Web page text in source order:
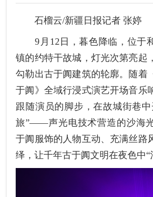
石榴云/新疆日报记者 张婷
9月12日，暮色降临，位于
镇的约特干故城，灯光次第亮起
勾勒出古于阗建筑的轮廓。随着
于阗》全域行浸式演艺开场音乐
跟随演员的脚步，在故城街巷中
旅”——声光电技术营造的沙海
于阗服饰的人物互动、充满丝路
绎，让千年古于阗文明在夜色中“